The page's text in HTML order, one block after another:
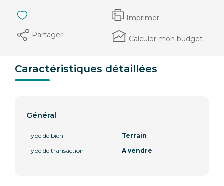
Imprimer
Partager
Calculer mon budget
Caractéristiques détaillées
Général
Type de bien
Terrain
Type de transaction
A vendre